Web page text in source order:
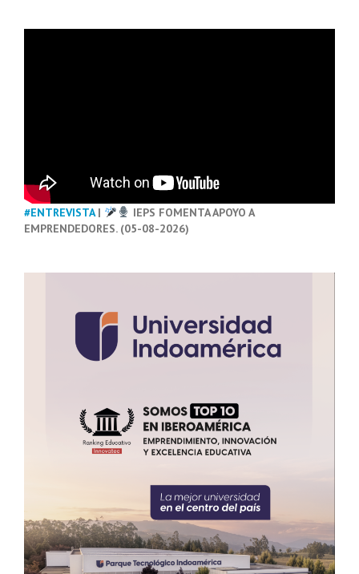
#ENTREVISTA|
IEPS FOMENTA APOYO A
EMPRENDEDORES. (05-08-2026)